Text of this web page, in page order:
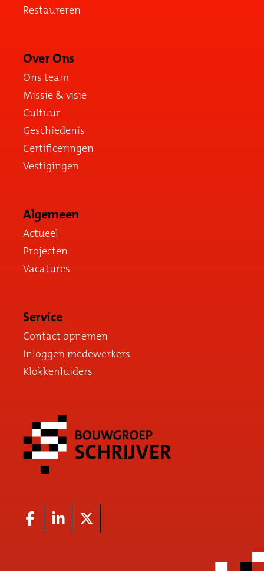
Restaureren
Over Ons
Ons team
Missie & visie
Cultuur
Geschiedenis
Certificeringen
Vestigingen
Algemeen
Actueel
Projecten
Vacatures
Service
Contact opnemen
Inloggen medewerkers
Klokkenluiders